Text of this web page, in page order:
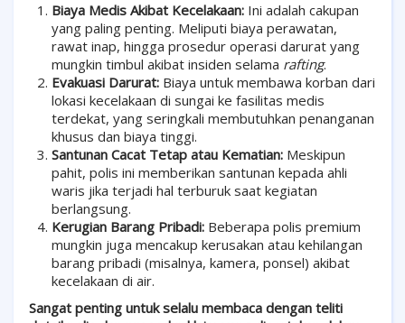
Biaya Medis Akibat Kecelakaan: Ini adalah cakupan
yang paling penting. Meliputi biaya perawatan,
rawat inap, hingga prosedur operasi darurat yang
mungkin timbul akibat insiden selama rafting.
Evakuasi Darurat: Biaya untuk membawa korban dari
lokasi kecelakaan di sungai ke fasilitas medis
terdekat, yang seringkali membutuhkan penanganan
khusus dan biaya tinggi.
Santunan Cacat Tetap atau Kematian: Meskipun
pahit, polis ini memberikan santunan kepada ahli
waris jika terjadi hal terburuk saat kegiatan
berlangsung.
Kerugian Barang Pribadi: Beberapa polis premium
mungkin juga mencakup kerusakan atau kehilangan
barang pribadi (misalnya, kamera, ponsel) akibat
kecelakaan di air.
Sangat penting untuk selalu membaca dengan teliti